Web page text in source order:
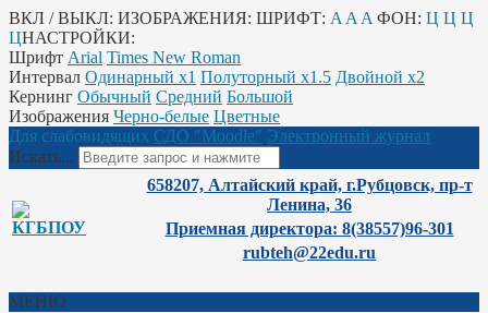
ВКЛ / ВЫКЛ: ИЗОБРАЖЕНИЯ: ШРИФТ: A A A ФОН: Ц Ц Ц
ЦНАСТРОЙКИ:
Шрифт Arial Times New Roman
Интервал Одинарный х1 Полуторный х1.5 Двойной х2
Кернинг Обычный Средний Большой
Изображения Черно-белые Цветные
Для слабовидящих СДО "Moodle" Электронный журнал
Искать...
658207, Алтайский край, г.Рубцовск, пр-т
Ленина, 36
Приемная директора: 8(38557)96-301
rubteh@22edu.ru
МЕНЮ